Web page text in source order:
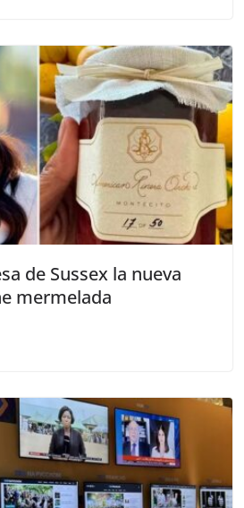
de Sussex la nueva
mermelada